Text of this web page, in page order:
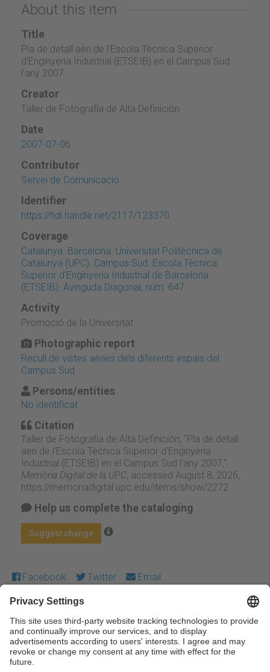
About this item
Title
Pla de detall aeri de l'Escola Tècnica Superior
d'Enginyeria Industrial (ETSEIB) en el Campus Sud
l'any 2007
Creator
Taller de Fotografía de Alta Definición
Date
2007-07-06
Contributor
Servei de Comunicació
Identifier
https://hdl.handle.net/2117/123370
Coverage
Catalunya. Barcelona. Universitat Politècnica de
Catalunya (UPC). Campus Sud. Escola Tècnica
Superior d'Enginyeria Industrial de Barcelona
(ETSEIB). Avinguda Diagonal, núm. 647
Activity
Promoció de la Universitat
Photographic report
Recull de vistes aèries dels diferents espais del
Campus Sud
Persons/entities
No identificat
Citation
Taller de Fotografía de Alta Definición, “Pla de detall
aeri de l'Escola Tècnica Superior d'Enginyeria
Industrial (ETSEIB) en el Campus Sud l'any 2007,”
Memòria Digital de la UPC, accessed August 8, 2026,
https://memoriadigital.upc.edu/items/show/2272
Help us complete the cataloging
Suggest change
Facebook Twitter Email
Except where otherwise noted, content on this work is
licensed under a Creative Commons license:Attribution-
NonCommercial-NoDerivs 3.0 Spain